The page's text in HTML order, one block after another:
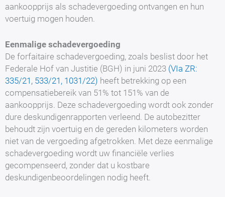
aankoopprijs als schadevergoeding ontvangen en hun
voertuig mogen houden.
Eenmalige schadevergoeding
De forfaitaire schadevergoeding, zoals beslist door het
Federale Hof van Justitie (BGH) in juni 2023 (VIa ZR:
335/21, 533/21, 1031/22) heeft betrekking op een
compensatiebereik van 51% tot 151% van de
aankoopprijs. Deze schadevergoeding wordt ook zonder
dure deskundigenrapporten verleend. De autobezitter
behoudt zijn voertuig en de gereden kilometers worden
niet van de vergoeding afgetrokken. Met deze eenmalige
schadevergoeding wordt uw financiële verlies
gecompenseerd, zonder dat u kostbare
deskundigenbeoordelingen nodig heeft.